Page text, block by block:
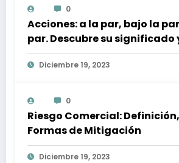
0
Acciones: a la par, bajo la
par. Descubre su significado
afectan a tu inversión
Diciembre 19, 2023
0
Riesgo Comercial:
Formas de Mitigación
Diciembre 19, 2023